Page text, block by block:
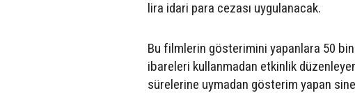
lira idari para cezası uygulanacak.
Bu filmlerin gösterimini yapanlara 50
ibareleri kullanmadan etkinlik
sürelerine uymadan gösterim yapan